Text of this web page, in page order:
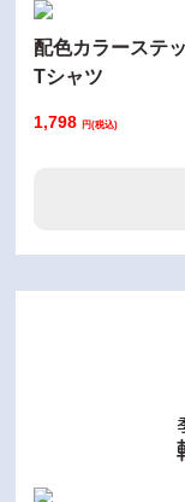
配色カラーステ
Tシャツ
1,798円(税込)